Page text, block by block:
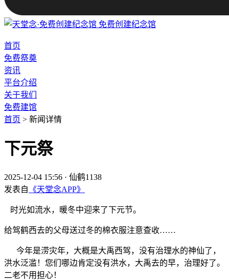
免费创建纪念馆
首页
免费祭奠
资讯
平台介绍
关于我们
免费建馆
首页 > 新闻详情
下元祭
2025-12-04 15:56 · 仙鹤1138
发表自 《天堂念APP》
时光如流水，暖冬中迎来了下元节。
给驾鹤西去的父母送过冬的棉衣服注意查收……
今年是涝灾年，大概是大禹西驾，没有治理水的神仙了，
洪水泛滥！您们哪边肯定没有洪水，大禹去的早，治理好了。
二老不用担心！